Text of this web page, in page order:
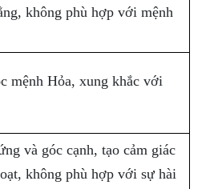
không phù hợp với mệnh
mệnh Hỏa, xung khắc với
và góc cạnh, tạo cảm giác
không phù hợp với sự hài